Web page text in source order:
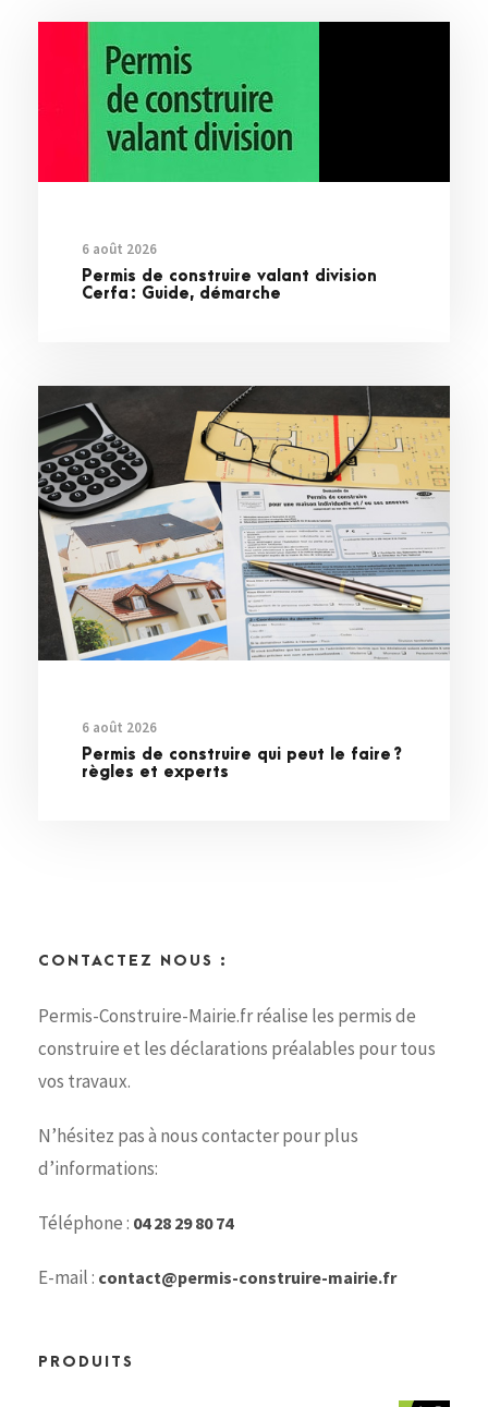
6 août 2026
Permis de construire valant division
Cerfa : Guide, démarche
6 août 2026
Permis de construire qui peut le faire ?
règles et experts
CONTACTEZ NOUS :
Permis-Construire-Mairie.fr réalise les permis de
construire et les déclarations préalables pour tous
vos travaux.
N’hésitez pas à nous contacter pour plus
d’informations:
Téléphone : 04 28 29 80 74
E-mail : contact@permis-construire-mairie.fr
PRODUITS